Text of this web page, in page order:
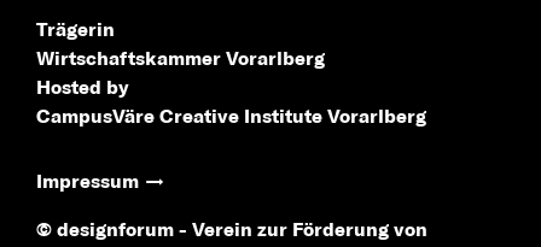
Trägerin
Wirtschaftskammer Vorarlberg
Hosted by
CampusVäre Creative Institute Vorarlberg
Impressum
© designforum - Verein zur Förderung von